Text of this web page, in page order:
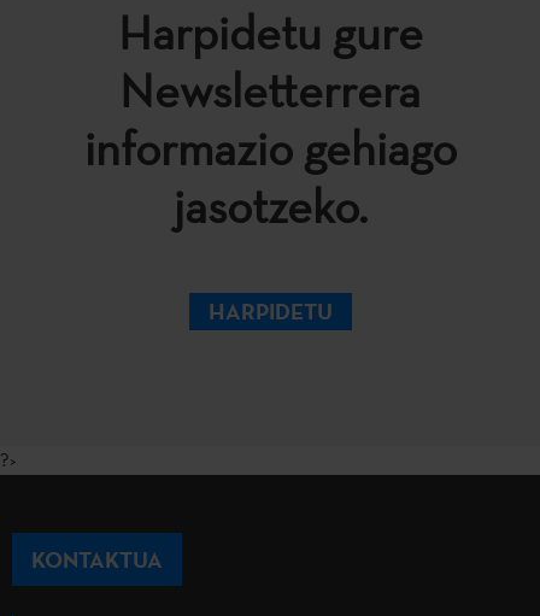
Harpidetu gure
Newsletterrera
informazio gehiago
jasotzeko.
HARPIDETU
?>
KONTAKTUA